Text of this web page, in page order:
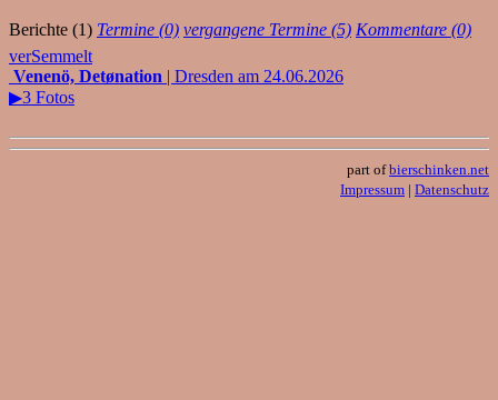
Berichte (1) Termine (0) vergangene Termine (5) Kommentare (0)
verSemmelt
Venenö, Detønation | Dresden am 24.06.2026
▶3 Fotos
part ofbierschinken.net
Impressum | Datenschutz